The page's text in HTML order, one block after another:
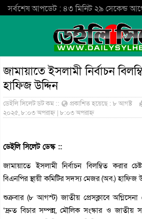
সর্বশেষ আপডেট : ৪৩ মিনিট ২৯ সেকেন্ড
জামায়াতে ইসলামী নির্বাচন
হাফিজ উদ্দিন
ডেইলি সিলেট ডট কম ::
প্রকাশিত হয়েছে : ৮ আগষ্ট
২০২৫, ৮:০৩ অপরাহ্ন | ৮:০৩ অপরাহ্ন
ডেইলি সিলেট ডেস্ক ::
জামায়াতে ইসলামী নির্বাচন বিলম্বিত করার
বিএনপির স্থায়ী কমিটির সদস্য মেজর (অব.) হাফিজ
শুক্রবার (৮ আগস্ট) জাতীয় প্রেসক্লাবে
‘দ্রুত বিচার সম্পন্ন, মৌলিক সংস্কার ও জাতীয়